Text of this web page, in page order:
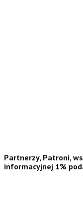
Partnerzy, Patroni,
informacyjnej 1%